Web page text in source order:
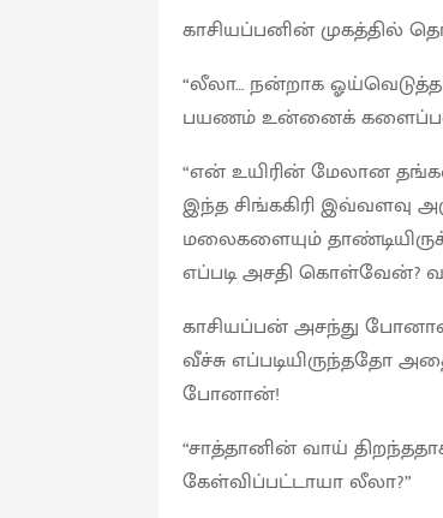
காசியப்பனின் முகத்தில்
“லீலா… நன்றாக
பயணம் உன்னைக்
“என் உயிரின் மேலான
இந்த சிங்ககிரி இவ்வளவு
மலைகளையும்
எப்படி அசதி கொள்வேன்?
காசியப்பன் அசந்து
வீச்சு எப்படியிருந்ததோ
போனான்!
“சாத்தானின் வாய்
கேள்விப்பட்டாயா லீலா?”